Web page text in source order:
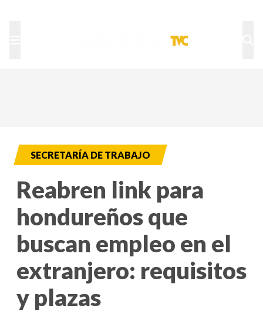
SECRETARÍA DE TRABAJO
Reabren link para
hondureños que
buscan empleo en el
extranjero: requisitos
y plazas